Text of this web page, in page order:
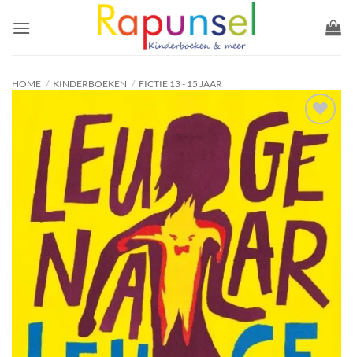
naar
HOME / KINDERBOEKEN / FICTIE 13 - 15 JAAR